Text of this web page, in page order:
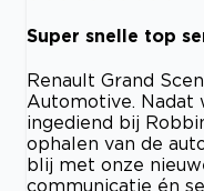
Super snelle top
Renault Grand
Automotive. Nadat
ingediend bij
ophalen van de
blij met onze
communicatie én